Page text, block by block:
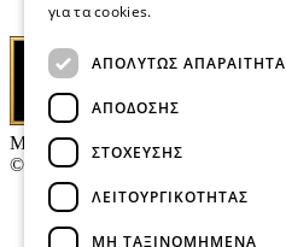
Μαρκάκης Οπτικά
© 2026
Επικοινωνία
E-Volution Awards
για τα cookies.
ΑΠΟΛΎΤΩΣ ΑΠΑΡΑΊΤΗΤΑ
ΑΠΌΔΟΣΗΣ
ΣΤΌΧΕΥΣΗΣ
ΛΕΙΤΟΥΡΓΙΚΌΤΗΤΑΣ
ΜΗ ΤΑΞΙΝΟΜΗΜΈΝΑ